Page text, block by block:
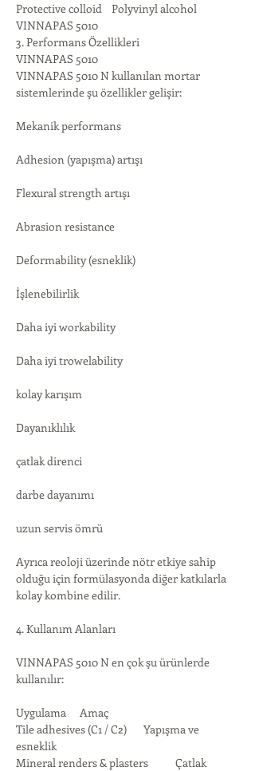
Protective colloid	Polyvinyl alcohol
VINNAPAS 5010
3. Performans Özellikleri
VINNAPAS 5010
VINNAPAS 5010 N kullanılan mortar
sistemlerinde şu özellikler gelişir:
Mekanik performans
Adhesion (yapışma) artışı
Flexural strength artışı
Abrasion resistance
Deformability (esneklik)
İşlenebilirlik
Daha iyi workability
Daha iyi trowelability
kolay karışım
Dayanıklılık
çatlak direnci
darbe dayanımı
uzun servis ömrü
Ayrıca reoloji üzerinde nötr etkiye sahip
olduğu için formülasyonda diğer katkılarla
kolay kombine edilir.
4. Kullanım Alanları
VINNAPAS 5010 N en çok şu ürünlerde
kullanılır:
Uygulama	Amaç
Tile adhesives (C1 / C2)	Yapışma ve
esneklik
Mineral renders & plasters	Çatlak